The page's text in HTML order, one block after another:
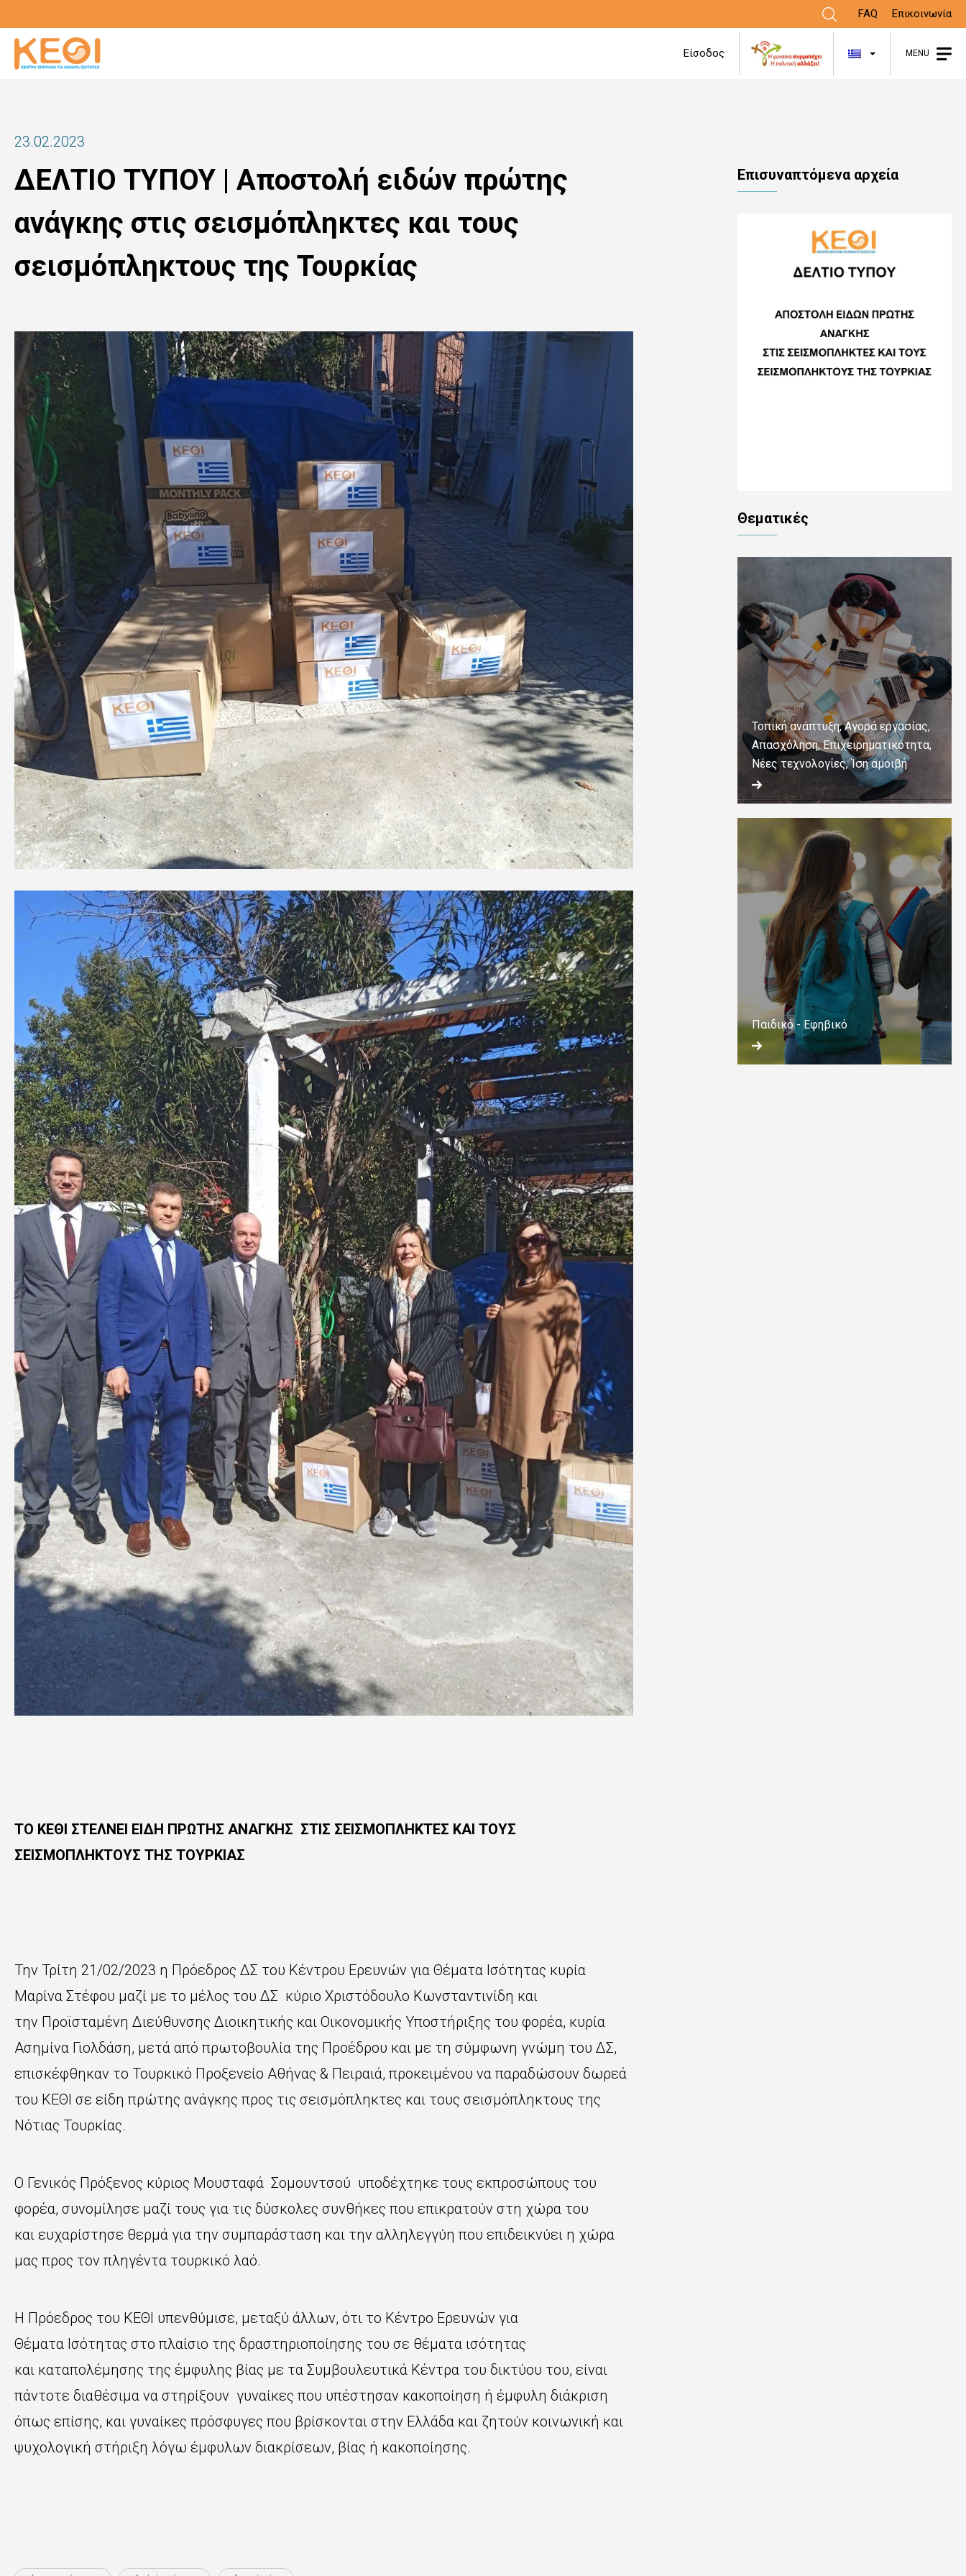
προς
το
FAQ Επικοινωνία
Είσοδος ΛίσταMENU
23.02.2023
ΔΕΛΤΙΟ ΤΥΠΟΥ | Αποστολή ειδών πρώτης
ανάγκης στις σεισμόπληκτες και τους
σεισμόπληκτους της Τουρκίας
ΤΟ ΚΕΘΙ ΣΤΕΛΝΕΙ ΕΙΔΗ ΠΡΩΤΗΣ ΑΝΑΓΚΗΣ ΣΤΙΣ ΣΕΙΣΜΟΠΛΗΚΤΕΣ ΚΑΙ ΤΟΥΣ
ΣΕΙΣΜΟΠΛΗΚΤΟΥΣ ΤΗΣ ΤΟΥΡΚΙΑΣ
Την Τρίτη 21/02/2023 η Πρόεδρος ΔΣ του Κέντρου Ερευνών για Θέματα Ισότητας κυρία
Μαρίνα Στέφου μαζί με το μέλος του ΔΣ κύριο Χριστόδουλο Κωνσταντινίδη και
την Προϊσταμένη Διεύθυνσης Διοικητικής και Οικονομικής Υποστήριξης του φορέα, κυρία
Ασημίνα Γιολδάση, μετά από πρωτοβουλία της Προέδρου και με τη σύμφωνη γνώμη του ΔΣ,
επισκέφθηκαν το Τουρκικό Προξενείο Αθήνας & Πειραιά, προκειμένου να παραδώσουν δωρεά
του ΚΕΘΙ σε είδη πρώτης ανάγκης προς τις σεισμόπληκτες και τους σεισμόπληκτους της
Νότιας Τουρκίας.
Ο Γενικός Πρόξενος κύριος Μουσταφά Σομουντσού υποδέχτηκε τους εκπροσώπους του
φορέα, συνομίλησε μαζί τους για τις δύσκολες συνθήκες που επικρατούν στη χώρα του
και ευχαρίστησε θερμά για την συμπαράσταση και την αλληλεγγύη που επιδεικνύει η χώρα
μας προς τον πληγέντα τουρκικό λαό.
Η Πρόεδρος του ΚΕΘΙ υπενθύμισε, μεταξύ άλλων, ότι το Κέντρο Ερευνών για
Θέματα Ισότητας στο πλαίσιο της δραστηριοποίησης του σε θέματα ισότητας
και καταπολέμησης της έμφυλης βίας με τα Συμβουλευτικά Κέντρα του δικτύου του, είναι
πάντοτε διαθέσιμα να στηρίξουν γυναίκες που υπέστησαν κακοποίηση ή έμφυλη διάκριση
όπως επίσης, και γυναίκες πρόσφυγες που βρίσκονται στην Ελλάδα και ζητούν κοινωνική και
ψυχολογική στήριξη λόγω έμφυλων διακρίσεων, βίας ή κακοποίησης.
Επισυναπτόμενα αρχεία
Θεματικές
Τοπική ανάπτυξη, Αγορά εργασίας,
Απασχόληση, Επιχειρηματικότητα,
Νέες τεχνολογίες, Ίση αμοιβή
Παιδικό - Εφηβικό